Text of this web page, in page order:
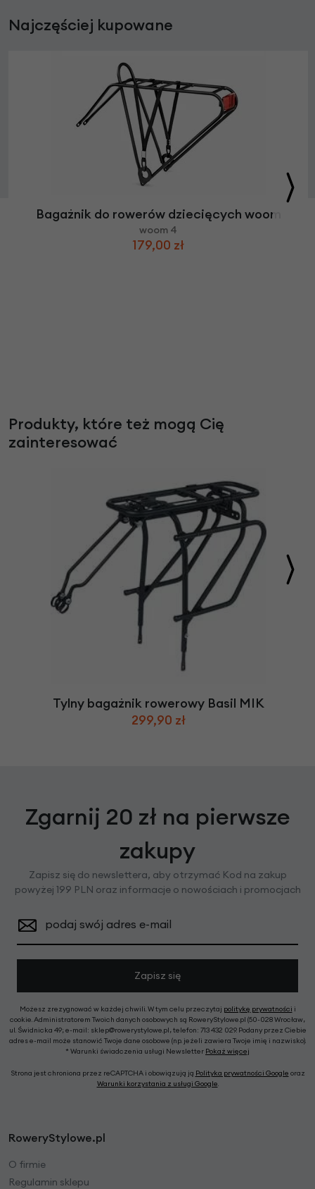
Najczęściej kupowane
Bagażnik do rowerów dziecięcych woom
woom 4
179,00 zł
Produkty, które też mogą Cię
zainteresować
Tylny bagażnik rowerowy Basil MIK
299,90 zł
Zgarnij 20 zł na pierwsze
zakupy
Zapisz się do newslettera, aby otrzymać Kod na zakup
powyżej 199 PLN oraz informacje o nowościach i promocjach
podaj swój adres e-mail
Zapisz się
Możesz zrezygnować w każdej chwili. W tym celu przeczytaj politykę prywatności i
cookie. Administratorem Twoich danych osobowych są RoweryStylowe.pl (50-028 Wrocław,
ul. Świdnicka 49; e-mail: sklep@rowerystylowe.pl, telefon: 713 432 029. Podany przez Ciebie
adres e-mail może stanowić Twoje dane osobowe (np. jeżeli zawiera Twoje imię i nazwisko).
* Warunki świadczenia usługi Newsletter Pokaż więcej
Strona jest chroniona przez reCAPTCHA i obowiązują ją Polityka prywatności Google oraz
Warunki korzystania z usługi Google
RoweryStylowe.pl
O firmie
Regulamin sklepu